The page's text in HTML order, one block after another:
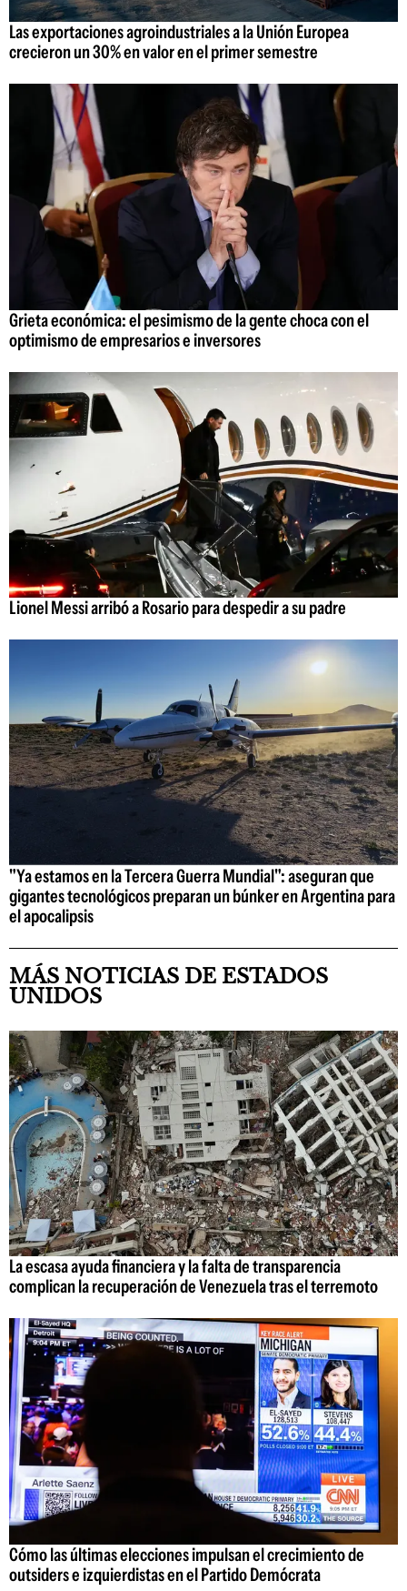
Las exportaciones agroindustriales a la Unión Europea
crecieron un 30% en valor en el primer semestre
Grieta económica: el pesimismo de la gente choca con el
optimismo de empresarios e inversores
Lionel Messi arribó a Rosario para despedir a su padre
"Ya estamos en la Tercera Guerra Mundial": aseguran que
gigantes tecnológicos preparan un búnker en Argentina para
el apocalipsis
MÁS NOTICIAS DE ESTADOS
UNIDOS
La escasa ayuda financiera y la falta de transparencia
complican la recuperación de Venezuela tras el terremoto
Cómo las últimas elecciones impulsan el crecimiento de
outsiders e izquierdistas en el Partido Demócrata